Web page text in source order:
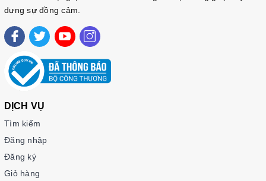
dựng sự đồng cảm.
DỊCH VỤ
Tìm kiếm
Đăng nhập
Đăng ký
Giỏ hàng